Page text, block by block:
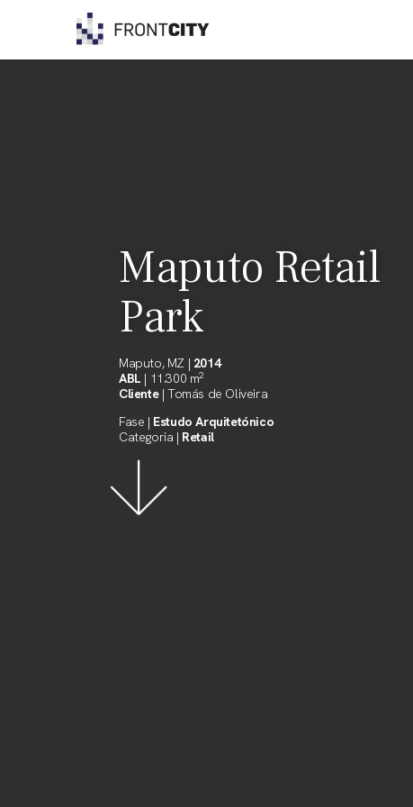
Maputo Retail
Park
Maputo, MZ | 2014
ABL | 11.300 m2
Cliente| Tomás de Oliveira
Fase | Estudo Arquitetónico
Categoria | Retail